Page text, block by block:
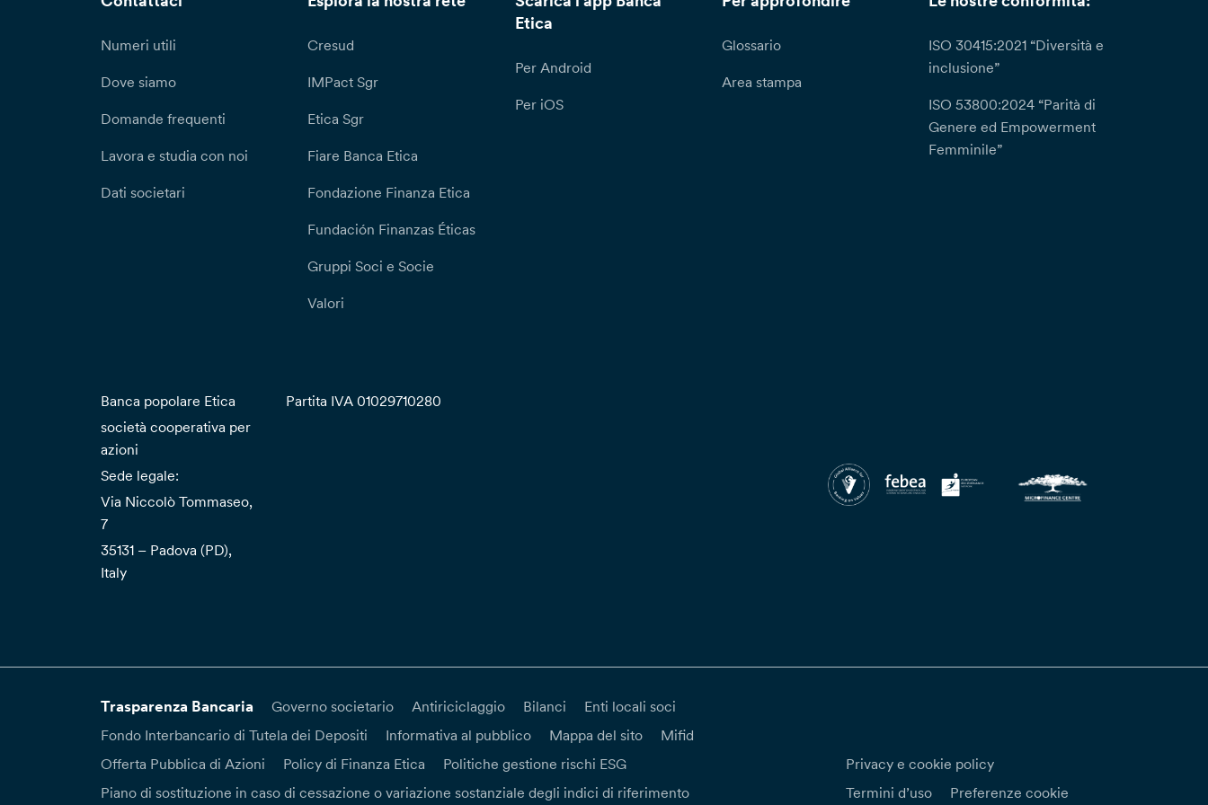
Numeri utili
Dove siamo
Domande frequenti
Lavora e studia con noi
Dati societari
Cresud
IMPact Sgr
Etica Sgr
Fiare Banca Etica
Fondazione Finanza Etica
Fundación Finanzas Éticas
Gruppi Soci e Socie
Valori
Etica
Per Android
Per iOS
Glossario
Area stampa
ISO 30415:2021 “Diversità e
inclusione”
ISO 53800:2024 “Parità di
Genere ed Empowerment
Femminile”
Banca popolare Etica
società cooperativa per
azioni
Sede legale:
Via Niccolò Tommaseo,
7
35131 – Padova (PD),
Italy
Partita IVA 01029710280
Trasparenza Bancaria Governo societario Antiriciclaggio Bilanci
Enti locali soci
Fondo Interbancario di Tutela dei Depositi
Informativa al pubblico Mappa del sito
Mifid
Offerta Pubblica di Azioni
Policy di Finanza Etica
Politiche gestione rischi ESG
Piano di sostituzione in caso di cessazione o variazione sostanziale degli indici di riferimento
Privacy e cookie policy
Termini d’uso
Preferenze cookie